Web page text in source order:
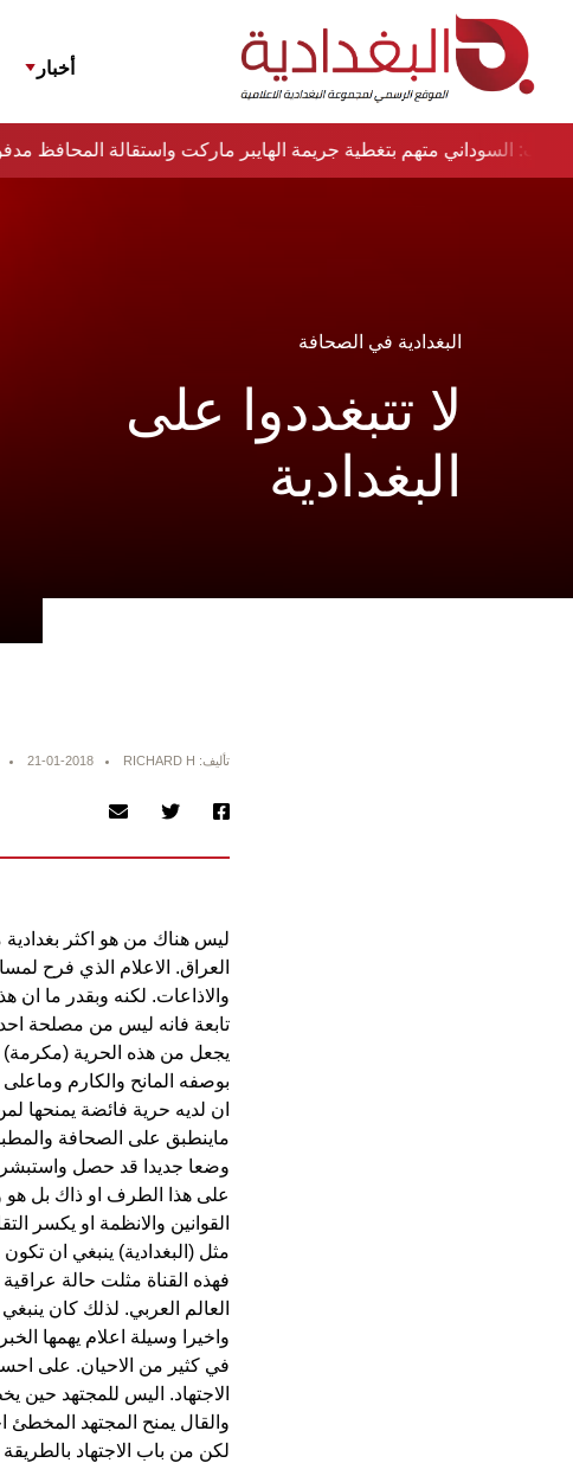
أخبار
نواب: السوداني متهم بتغطية جريمة الهايبر ماركت واستقالة المحافظ
البغدادية في الصحافة
لا تتبغددوا على
البغدادية
تأليف: RICHARD H 21-01-2018
ليس هناك من هو اكثر بغدادية
العراق. الاعلام الذي فرح
والاذاعات. لكنه وبقدر ما
تابعة فانه ليس من مصلحة
يجعل من هذه الحرية (مكرمة)
بوصفه المانح والكارم
ان لديه حرية فائضة يمنحها
وضعا جديدا قد حصل واستبشر
على هذا الطرف او ذاك بل هو
القوانين والانظمة او يكسر
مثل (البغدادية) ينبغي ان
فهذه القناة مثلت حالة
العالم العربي. لذلك كان
واخيرا وسيلة اعلام يهمها
في كثير من الاحيان. على
الاجتهاد. اليس للمجتهد حين
لكن من باب الاجتهاد